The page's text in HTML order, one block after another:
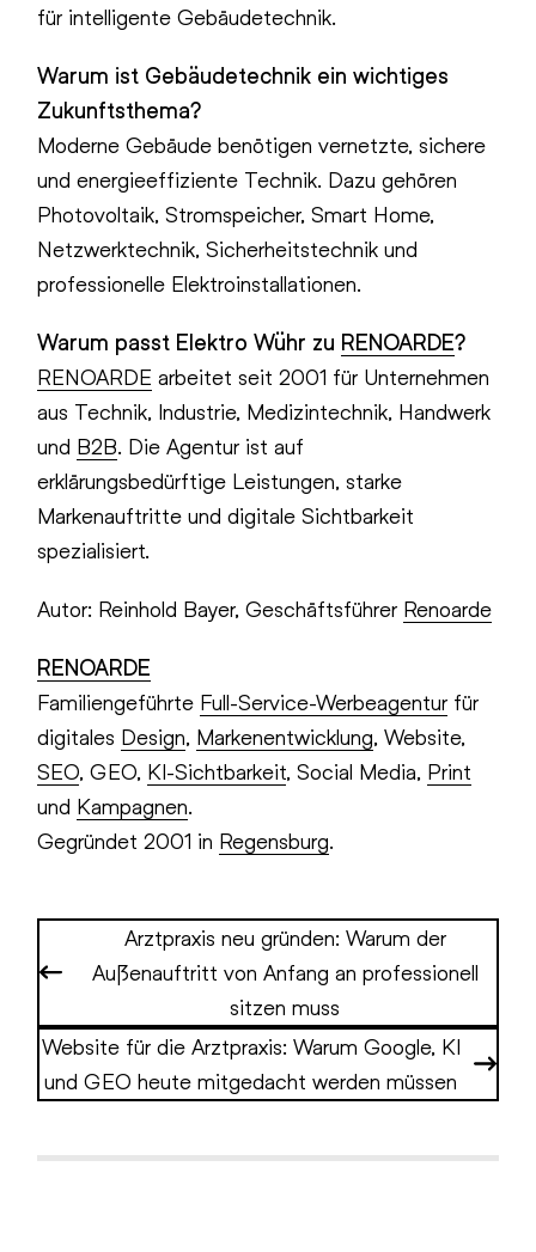
für intelligente Gebäudetechnik.
Warum ist Gebäudetechnik ein wichtiges
Zukunftsthema?
Moderne Gebäude benötigen vernetzte, sichere
und energieeffiziente Technik. Dazu gehören
Photovoltaik, Stromspeicher, Smart Home,
Netzwerktechnik, Sicherheitstechnik und
professionelle Elektroinstallationen.
Warum passt Elektro Wühr zu RENOARDE?
RENOARDE arbeitet seit 2001 für Unternehmen
aus Technik, Industrie, Medizintechnik, Handwerk
und B2B. Die Agentur ist auf
erklärungsbedürftige Leistungen, starke
Markenauftritte und digitale Sichtbarkeit
spezialisiert.
Autor: Reinhold Bayer, Geschäftsführer Renoarde
RENOARDE
Familiengeführte Full-Service-Werbeagentur für
digitales Design, Markenentwicklung, Website,
SEO, GEO, KI-Sichtbarkeit, Social Media, Print
und Kampagnen.
Gegründet 2001 in Regensburg.
Arztpraxis neu gründen: Warum der
Außenauftritt von Anfang an professionell
sitzen muss
Website für die Arztpraxis: Warum Google, KI
und GEO heute mitgedacht werden müssen